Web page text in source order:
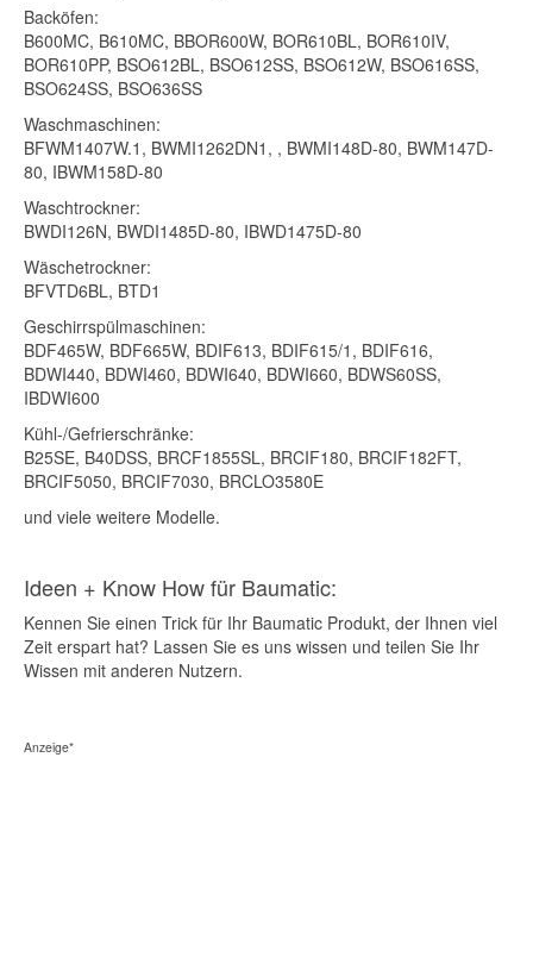
Backöfen:
B600MC, B610MC, BBOR600W, BOR610BL, BOR610IV,
BOR610PP, BSO612BL, BSO612SS, BSO612W, BSO616SS,
BSO624SS, BSO636SS
Waschmaschinen:
BFWM1407W.1, BWMI1262DN1, , BWMI148D-80, BWM147D-
80, IBWM158D-80
Waschtrockner:
BWDI126N, BWDI1485D-80, IBWD1475D-80
Wäschetrockner:
BFVTD6BL, BTD1
Geschirrspülmaschinen:
BDF465W, BDF665W, BDIF613, BDIF615/1, BDIF616,
BDWI440, BDWI460, BDWI640, BDWI660, BDWS60SS,
IBDWI600
Kühl-/Gefrierschränke:
B25SE, B40DSS, BRCF1855SL, BRCIF180, BRCIF182FT,
BRCIF5050, BRCIF7030, BRCLO3580E
und viele weitere Modelle.
Ideen + Know How für Baumatic:
Kennen Sie einen Trick für Ihr Baumatic Produkt, der Ihnen viel
Zeit erspart hat? Lassen Sie es uns wissen und teilen Sie Ihr
Wissen mit anderen Nutzern.
Anzeige*